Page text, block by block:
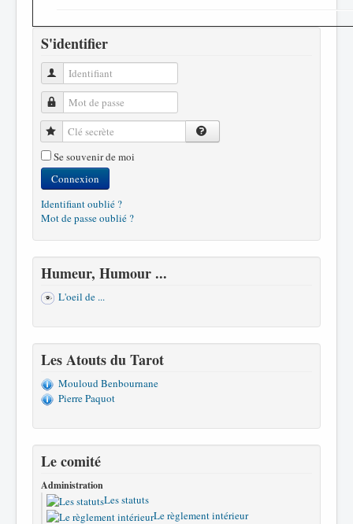
S'identifier
Identifiant
Mot de passe
Clé secrète
Se souvenir de moi
Connexion
Identifiant oublié ?
Mot de passe oublié ?
Humeur, Humour ...
L'oeil de ...
Les Atouts du Tarot
Mouloud Benbournane
Pierre Paquot
Le comité
Administration
Les statuts
Le règlement intérieur